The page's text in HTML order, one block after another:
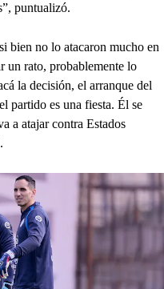
puntualizó.
bien no lo atacaron mucho en
un rato, probablemente lo
la decisión, el arranque del
partido es una fiesta. Él se
a atajar contra Estados